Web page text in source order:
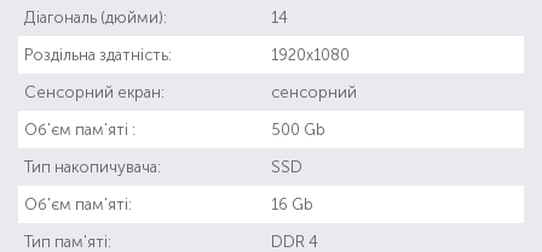
Діагональ (дюйми): 14
Роздільна здатність: 1920x1080
Сенсорний екран: сенсорний
Об'єм пам'яті : 500 Gb
Тип накопичувача: SSD
Об'єм пам'яті: 16 Gb
Тип пам'яті: DDR 4